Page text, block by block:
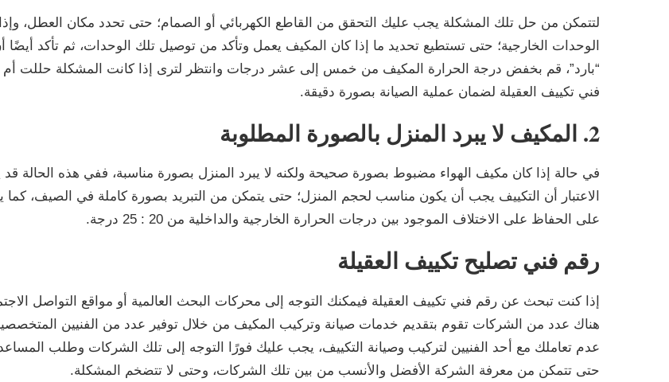
لتتمكن من حل تلك المشكلة يجب عليك التحقق من القاطع الكهربائي أو الصمام؛ حتى تحدد مكان العطل،
الوحدات الخارجية؛ حتى تستطيع تحديد ما إذا كان المكيف يعمل وتأكد من توصيل تلك الوحدات، ثم تأكد
“بارد”، قم بخفض درجة الحرارة المكيف من خمس إلى عشر درجات وانتظر لترى إذا كانت المشكلة حللت أم
فني تكييف العقيلة لضمان عملية الصيانة بصورة دقيقة.
2. المكيف لا يبرد المنزل بالصورة المطلوبة
في حالة إذا كان مكيف الهواء مضبوط بصورة صحيحة ولكنه لا يبرد المنزل بصورة مناسبة، ففي هذه
الاعتبار أن التكييف يجب أن يكون مناسب لحجم المنزل؛ حتى يتمكن من التبريد بصورة كاملة في الصيف، كما
على الحفاظ على الاختلاف الموجود بين درجات الحرارة الخارجية والداخلية من 20 : 25 درجة.
رقم فني تصليح تكييف العقيلة
إذا كنت تبحث عن رقم فني تكييف العقيلة فيمكنك التوجه إلى محركات البحث العالمية أو مواقع التواصل
هناك عدد من الشركات تقوم بتقديم خدمات صيانة وتركيب المكيف من خلال توفير عدد من الفنيين
عدم تعاملك مع أحد الفنيين لتركيب وصيانة التكييف، يجب عليك فورًا التوجه إلى تلك الشركات وطلب
حتى تتمكن من معرفة الشركة الأفضل والأنسب من بين تلك الشركات، وحتى لا تتضخم المشكلة.